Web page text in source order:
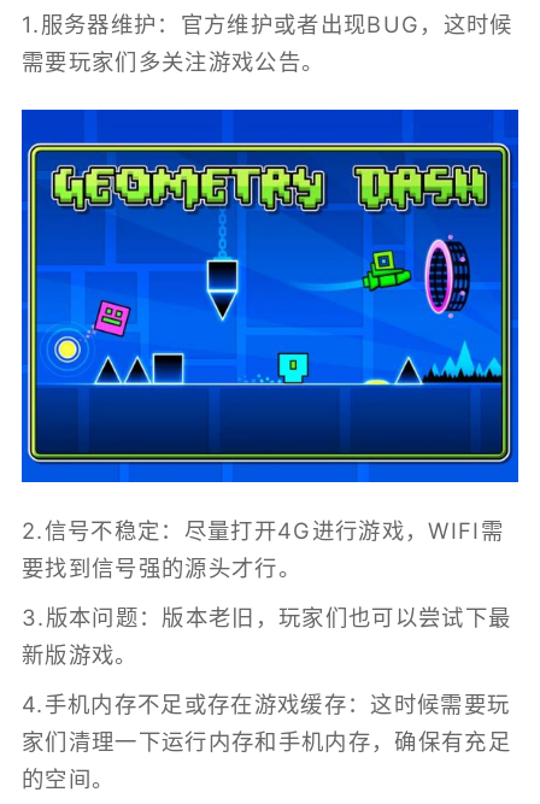
1.服务器维护：官方维护或者出现BUG，这时候
需要玩家们多关注游戏公告。
2.信号不稳定：尽量打开4G进行游戏，WIFI需
要找到信号强的源头才行。
3.版本问题：版本老旧，玩家们也可以尝试下最
新版游戏。
4.手机内存不足或存在游戏缓存：这时候需要玩
家们清理一下运行内存和手机内存，确保有充足
的空间。